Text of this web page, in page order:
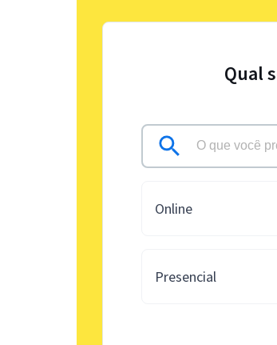
Qual
Online
Presencial